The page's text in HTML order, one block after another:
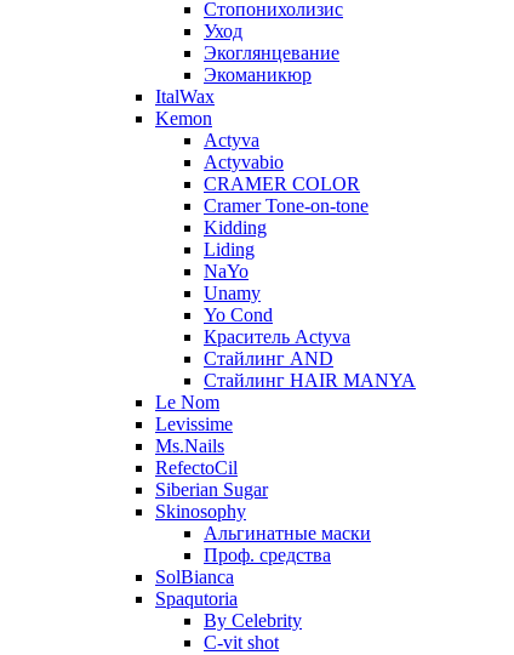
Стопонихолизис
Уход
Экоглянцевание
Экоманикюр
ItalWax
Kemon
Actyva
Actyvabio
CRAMER COLOR
Cramer Tone-on-tone
Kidding
Liding
NaYo
Unamy
Yo Cond
Краситель Actyva
Стайлинг AND
Стайлинг HAIR MANYA
Le Nom
Levissime
Ms.Nails
RefectoCil
Siberian Sugar
Skinosophy
Альгинатные маски
Проф. средства
SolBianca
Spaqutoria
By Celebrity
C-vit shot